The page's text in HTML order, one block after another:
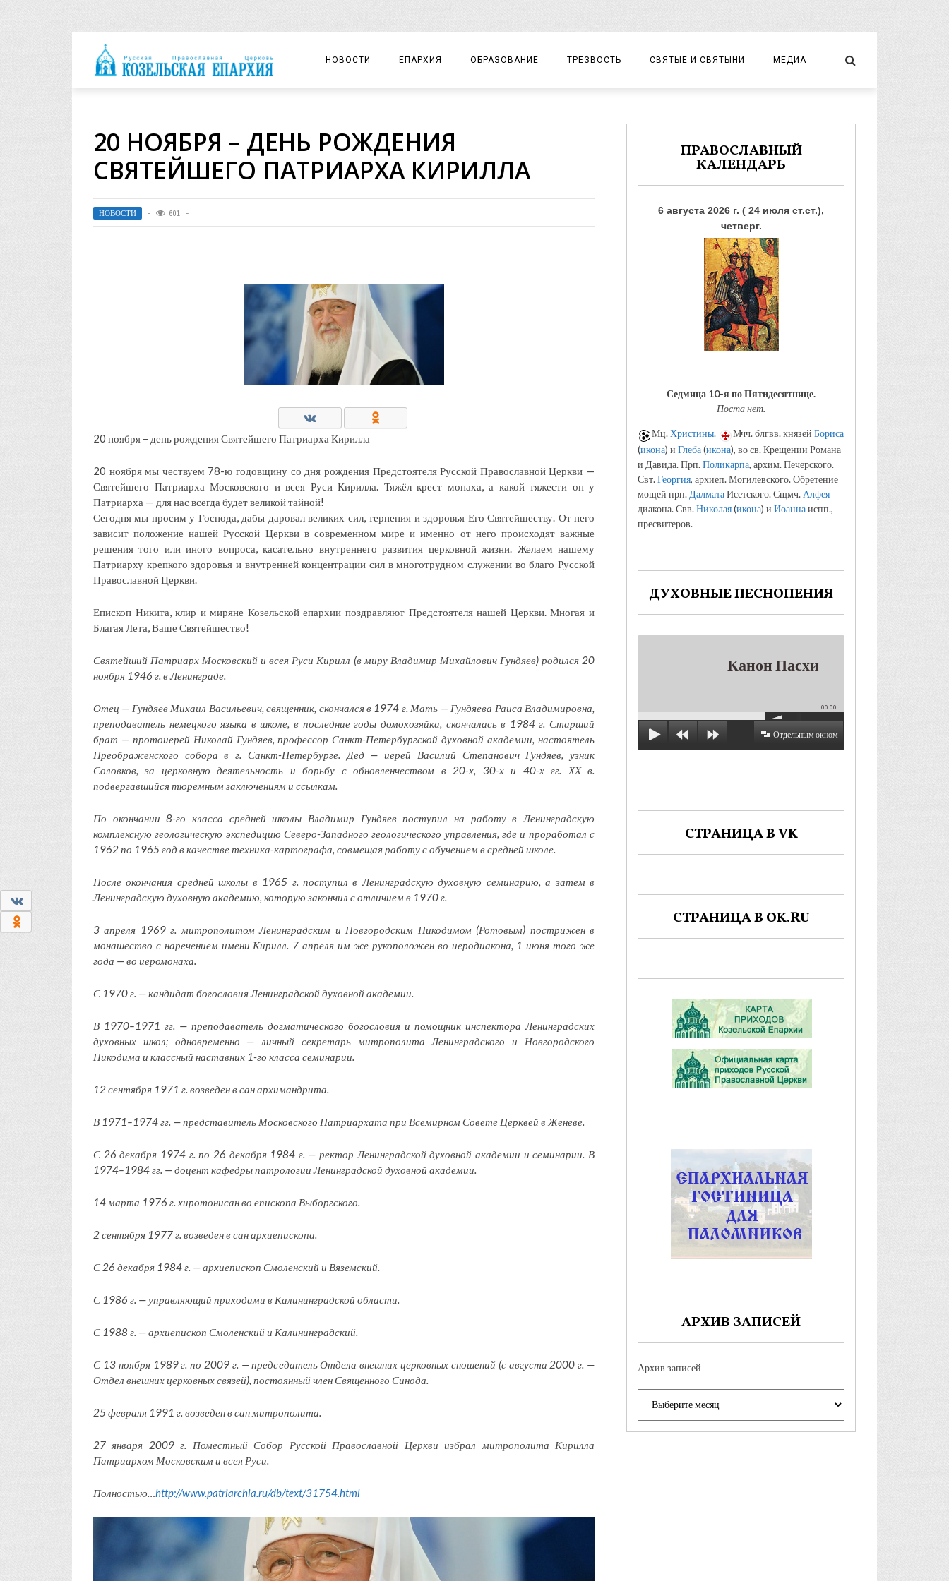
НОВОСТИ ЕПАРХИЯ
ЕПАРХИАЛЬНОЕ УПРАВЛЕНИЕ
ДОКУМЕНТЫ
ЕПАРХИАЛЬНЫЕ ОТДЕЛЫ
ДУХОВЕНСТВО
ХРАМЫ И МОНАСТЫРИ
КОНТАКТЫ/РЕКВИЗИТЫ
ОБРАЗОВАНИЕ
ДЕТСКИЙ ТУРИЗМ
ТРЕЗВОСТЬ СВЯТЫЕ И СВЯТЫНИ МЕДИА
ФОТО
20 НОЯБРЯ – ДЕНЬ РОЖДЕНИЯ
СВЯТЕЙШЕГО ПАТРИАРХА КИРИЛЛА
НОВОСТИ 601
20 ноября – день рождения Святейшего Патриарха Кирилла
20 ноября мы чествуем 78-ю годовщину со дня рождения Предстоятеля Русской Православной Церкви —
Святейшего Патриарха Московского и всея Руси Кирилла. Тяжёл крест монаха, а какой тяжести он у
Патриарха — для нас всегда будет великой тайной!
Сегодня мы просим у Господа, дабы даровал великих сил, терпения и здоровья Его Святейшеству. От него
зависит положение нашей Русской Церкви в современном мире и именно от него происходят важные
решения того или иного вопроса, касательно внутреннего развития церковной жизни. Желаем нашему
Патриарху крепкого здоровья и внутренней концентрации сил в многотрудном служении во благо Русской
Православной Церкви.
Епископ Никита, клир и миряне Козельской епархии поздравляют Предстоятеля нашей Церкви. Многая и
Благая Лета, Ваше Святейшество!
Святейший Патриарх Московский и всея Руси Кирилл (в миру Владимир Михайлович Гундяев) родился 20
ноября 1946 г. в Ленинграде.
Отец — Гундяев Михаил Васильевич, священник, скончался в 1974 г. Мать — Гундяева Раиса Владимировна,
преподаватель немецкого языка в школе, в последние годы домохозяйка, скончалась в 1984 г. Старший
брат — протоиерей Николай Гундяев, профессор Санкт-Петербургской духовной академии, настоятель
Преображенского собора в г. Санкт-Петербурге. Дед — иерей Василий Степанович Гундяев, узник
Соловков, за церковную деятельность и борьбу с обновленчеством в 20-х, 30-х и 40-х гг. ХХ в.
подвергавшийся тюремным заключениям и ссылкам.
По окончании 8-го класса средней школы Владимир Гундяев поступил на работу в Ленинградскую
комплексную геологическую экспедицию Северо-Западного геологического управления, где и проработал с
1962 по 1965 год в качестве техника-картографа, совмещая работу с обучением в средней школе.
После окончания средней школы в 1965 г. поступил в Ленинградскую духовную семинарию, а затем в
Ленинградскую духовную академию, которую закончил с отличием в 1970 г.
3 апреля 1969 г. митрополитом Ленинградским и Новгородским Никодимом (Ротовым) пострижен в
монашество с наречением имени Кирилл. 7 апреля им же рукоположен во иеродиакона, 1 июня того же
года — во иеромонаха.
С 1970 г. — кандидат богословия Ленинградской духовной академии.
В 1970–1971 гг. — преподаватель догматического богословия и помощник инспектора Ленинградских
духовных школ; одновременно — личный секретарь митрополита Ленинградского и Новгородского
Никодима и классный наставник 1-го класса семинарии.
12 сентября 1971 г. возведен в сан архимандрита.
В 1971–1974 гг. — представитель Московского Патриархата при Всемирном Совете Церквей в Женеве.
С 26 декабря 1974 г. по 26 декабря 1984 г. — ректор Ленинградской духовной академии и семинарии. В
1974–1984 гг. — доцент кафедры патрологии Ленинградской духовной академии.
14 марта 1976 г. хиротонисан во епископа Выборгского.
2 сентября 1977 г. возведен в сан архиепископа.
С 26 декабря 1984 г. — архиепископ Смоленский и Вяземский.
С 1986 г. — управляющий приходами в Калининградской области.
С 1988 г. — архиепископ Смоленский и Калининградский.
С 13 ноября 1989 г. по 2009 г. — председатель Отдела внешних церковных сношений (с августа 2000 г. —
Отдел внешних церковных связей), постоянный член Священного Синода.
25 февраля 1991 г. возведен в сан митрополита.
27 января 2009 г. Поместный Собор Русской Православной Церкви избрал митрополита Кирилла
Патриархом Московским и всея Руси.
Полностью…http://www.patriarchia.ru/db/text/31754.html
ПРАВОСЛАВНЫЙ
КАЛЕНДАРЬ
6 августа 2026 г. ( 24 июля ст.ст.),
четверг.
Седмица 10-я по Пятидесятнице.
Поста нет.
Мц. Христины. Мчч. блгвв. князей Бориса
(икона) и Глеба(икона), во св. Крещении Романа
и Давида. Прп.Поликарпа, архим. Печерского.
Свт.Георгия, архиеп. Могилевского. Обретение
мощей прп. ДалматаИсетского. Сщмч. Алфея
диакона. Свв.Николая(икона) и Иоаннаиспп.,
пресвитеров.
ДУХОВНЫЕ ПЕСНОПЕНИЯ
Канон Пасхи
00:00
Отдельным окном
СТРАНИЦА В VK
СТРАНИЦА В OK.RU
АРХИВ ЗАПИСЕЙ
Архив записей